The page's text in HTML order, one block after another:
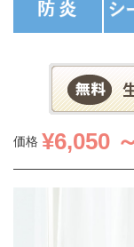
価格 ¥6,050